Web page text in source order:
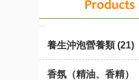
養生沖泡營養類 (21)
香氛（精油、香精）